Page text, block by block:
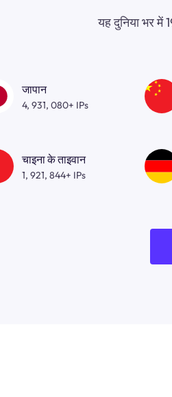
यह दुनिया भर में
जापान
4, 931, 080+ IPs
चाइना के ताइवान
1, 921, 844+ IPs